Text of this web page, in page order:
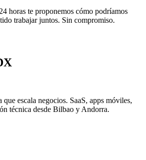
horas te proponemos cómo podríamos
trabajar juntos. Sin compromiso.
escala negocios. SaaS, apps móviles,
técnica desde Bilbao y Andorra.